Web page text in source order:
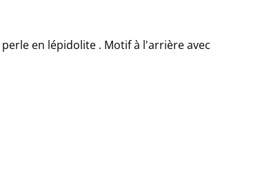
en lépidolite . Motif à l'arrière avec